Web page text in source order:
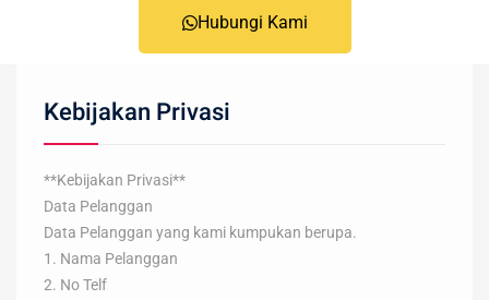
Hubungi Kami
Kebijakan Privasi
**Kebijakan Privasi**
Data Pelanggan
Data Pelanggan yang kami kumpukan berupa.
1. Nama Pelanggan
2. No Telf